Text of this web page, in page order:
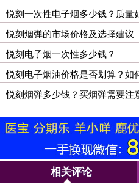
悦刻一次性电子烟多少钱？质量
悦刻烟弹的市场价格及选择建议
悦刻电子烟一次性多少钱？
悦刻电子烟油价格是否划算？如
悦刻烟弹多少钱？买烟弹需要注
相关评论